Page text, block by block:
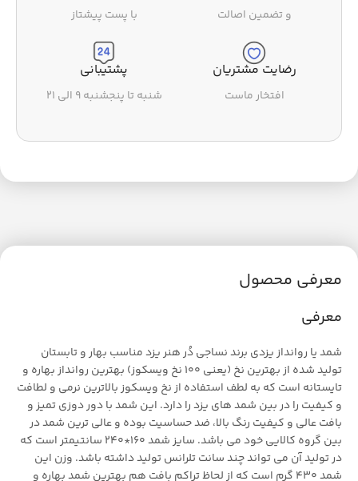
و تضمین اصالت با پست پیشتاز
رضایت مشتریان
افتخار ماست
پشتیبانی
شنبه تا پنجشنبه ۹ الی ۲۱
معرفی محصول
معرفی
شمد یا روانداز یزدی برند نساجی دُر هنر یزد مناسب بهار و تابستان
تولید شده از بهترین نخ (یعنی 100 نخ ویسکوز) بهترین روانداز بهاره و
تایستانه است که به لطف استفاده از نخ ویسکوز بالاترین نرمی و لطافت
و کیفیت را در بین شمد های یزد را دارد. این شمد با دور دوزی تمیز و
بافت عالی و کیفیت رنگ بالا، ضد حساسیت بوده و عالی ترین شمد در
بین گروه کالایی خود می باشد. سایز شمد 160*240 سانتیمتر است که
در تولید آن می تواند چند سانت تلرانس تولید داشته باشد. وزن این
شمد ۴۳۰ گرم است که از لحاظ تراکم بافت هم بهترین شمد بهاره و